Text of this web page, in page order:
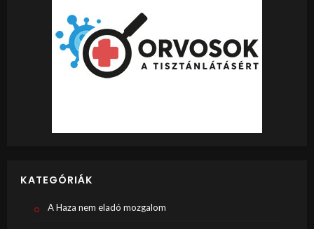
KATEGÓRIÁK
A Haza nem eladó mozgalom